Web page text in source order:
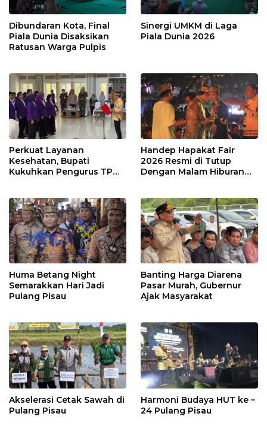
Dibundaran Kota, Final
Piala Dunia Disaksikan
Ratusan Warga Pulpis
Sinergi UMKM di Laga
Piala Dunia 2026
Perkuat Layanan
Kesehatan, Bupati
Kukuhkan Pengurus TP
Handep Hapakat Fair
2026 Resmi di Tutup
Dengan Malam Hiburan
Huma Betang Night
Semarakkan Hari Jadi
Pulang Pisau
Banting Harga Diarena
Pasar Murah, Gubernur
Ajak Masyarakat
Akselerasi Cetak Sawah di
Pulang Pisau
Harmoni Budaya HUT ke –
24 Pulang Pisau